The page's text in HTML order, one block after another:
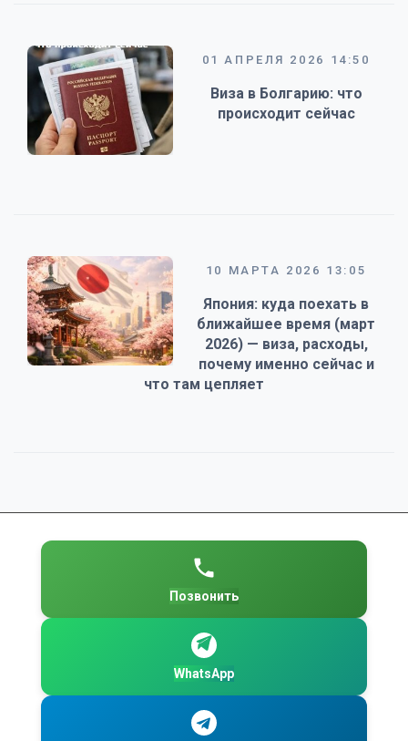
01 АПРЕЛЯ 2026 14:50
Виза в Болгарию: что
происходит сейчас
10 МАРТА 2026 13:05
Япония: куда поехать в
ближайшее время (март
2026) — виза, расходы,
почему именно сейчас и
что там цепляет
Позвонить
WhatsApp